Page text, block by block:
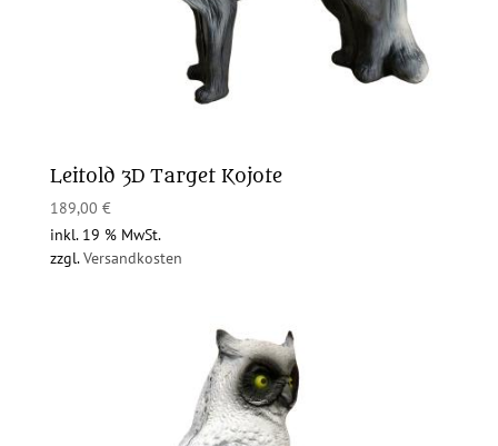
Leitold 3D Target Kojote
189,00 €
inkl. 19 % MwSt.
zzgl.Versandkosten